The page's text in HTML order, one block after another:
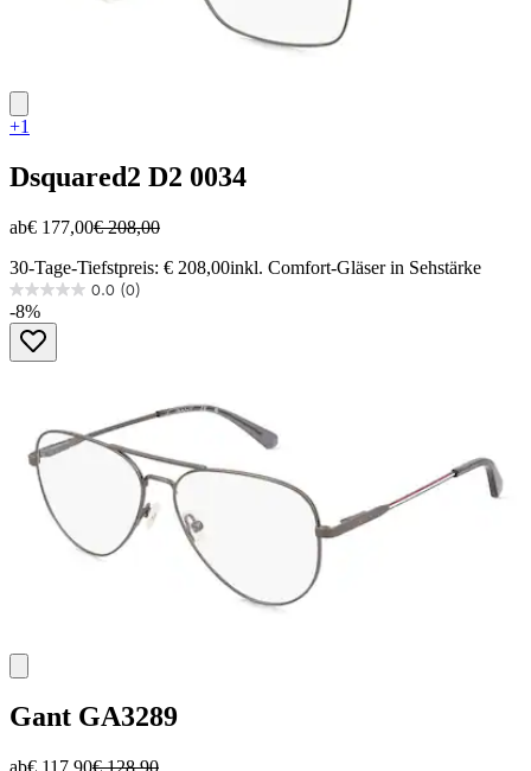
+1
Dsquared2 D2 0034
ab€ 177,00€ 208,00
30-Tage-Tiefstpreis: € 208,00inkl. Comfort-Gläser in Sehstärke
0.0 (0)
0.0
von
Sternen.
-8%
Gant GA3289